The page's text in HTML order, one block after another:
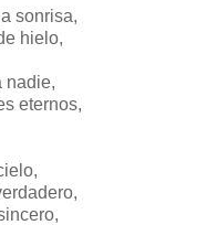
sonrisa,
hielo,
nadie,
eternos,